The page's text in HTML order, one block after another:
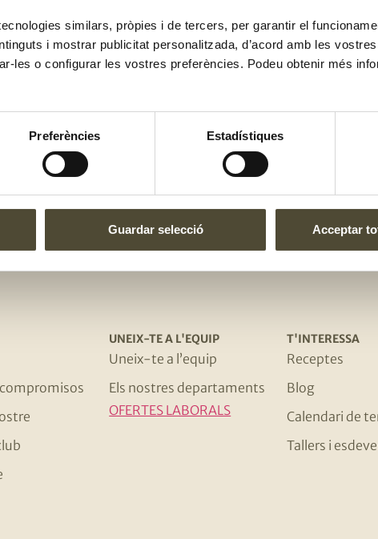
similars, pròpies i de tercers, per garantir el
i mostrar publicitat personalitzada, d’acord amb les
les o configurar les vostres preferències. Podeu obtenir més
Preferències Estadístiques
Guardar selecció Acceptar
Ametller Origen com a Projecte Estratègic per la seva
un referent d’innovació i sostenibilitat a Catalunya.
hectàrees que […]
gust és nostre
UNEIX-TE A L'EQUIP
Uneix-te a l’equip
Els nostres departaments
OFERTES LABORALS
T'INTERESSA
Receptes
Blog
Calendari de
Tallers i